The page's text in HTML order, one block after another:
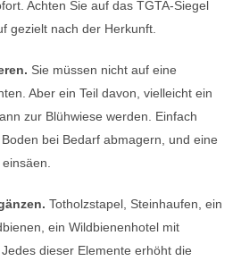
Achten Sie auf das TGTA-Siegel
gezielt nach der Herkunft.
Sie müssen nicht auf eine
Aber ein Teil davon, vielleicht ein
zur Blühwiese werden. Einfach
bei Bedarf abmagern, und eine
Totholzstapel, Steinhaufen, ein
ein Wildbienenhotel mit
dieser Elemente erhöht die